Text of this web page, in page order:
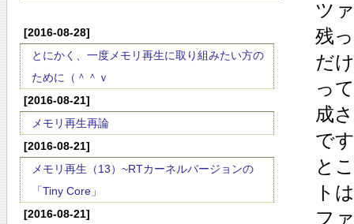
[2016-08-28]
とにかく、一度メモリ再生に取り組みたい方の
ために（＾＾ｖ
[2016-08-21]
メモリ再生再論
[2016-08-21]
メモリ再生（13）~RTカーネルバージョンの
「Tiny Core」
[2016-08-21]
ツ
残
だ
っ
成
で
と
ト
フ